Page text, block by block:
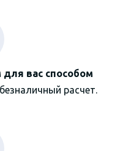
вас способом
расчет.